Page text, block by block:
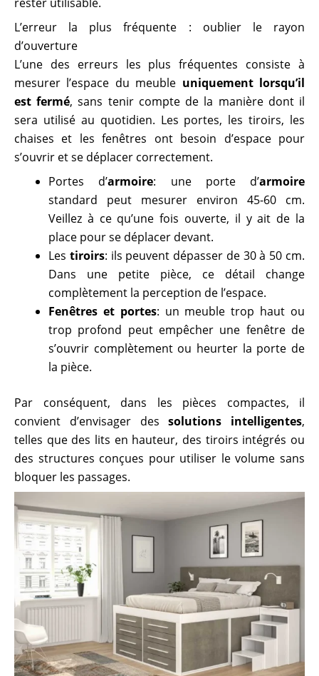
L’erreur la plus fréquente : oublier le rayon
d’ouverture
L’une des erreurs les plus fréquentes consiste à
mesurer l’espace du meuble uniquement lorsqu’il
est fermé, sans tenir compte de la manière dont il
sera utilisé au quotidien. Les portes, les tiroirs, les
chaises et les fenêtres ont besoin d’espace pour
s’ouvrir et se déplacer correctement.
Portes d’armoire: une porte d’armoire
standard peut mesurer environ 45-60 cm.
Veillez à ce qu’une fois ouverte, il y ait de la
place pour se déplacer devant.
Les tiroirs: ils peuvent dépasser de 30 à 50 cm.
Dans une petite pièce, ce détail change
complètement la perception de l’espace.
Fenêtres et portes: un meuble trop haut ou
trop profond peut empêcher une fenêtre de
s’ouvrir complètement ou heurter la porte de
la pièce.
Par conséquent, dans les pièces compactes, il
convient d’envisager dessolutions intelligentes,
telles que des lits en hauteur, des tiroirs intégrés ou
des structures conçues pour utiliser le volume sans
bloquer les passages.